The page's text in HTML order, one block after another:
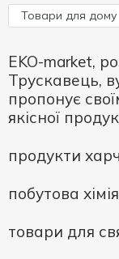
Товари для дому
EKO-market,
Трускавець,
пропонує
якісної
продукти
побутова
товари для